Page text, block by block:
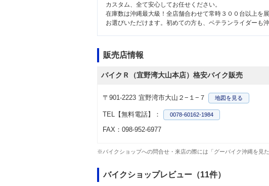
カスタム、全て安心してお任せください。
在庫数は沖縄最大級！全店舗合わせて常時３００台以上を
お選びいただけます。初めての方も、ベテランライダーも
販売店情報
バイクＲ（宜野湾大山本店）格安バイク販売
〒901-2223 宜野湾市大山２−１−７ 地図を見る
TEL【無料電話】： 0078-60162-1984
FAX：098-952-6977
※バイクショップへの問合せ・来店の際には「グーバイク沖縄を見た
バイクショップレビュー（11件）